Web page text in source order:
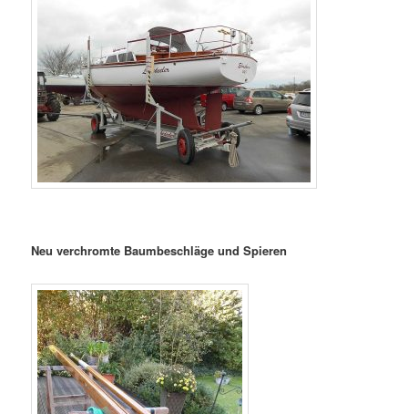
Neu verchromte Baumbeschläge und Spieren